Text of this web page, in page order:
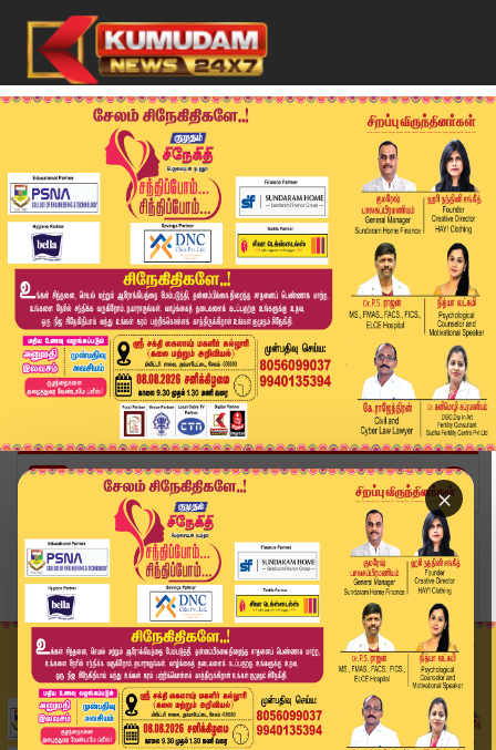
×
Home
வீடியோ ஸ்டோரி
Today Headlines - 17 JUNE 2026 | 1 மணி தலைப்புச...